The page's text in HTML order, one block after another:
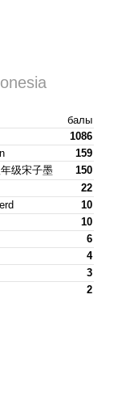
балы
1086
159
级宋子墨
150
22
10
10
6
4
3
2